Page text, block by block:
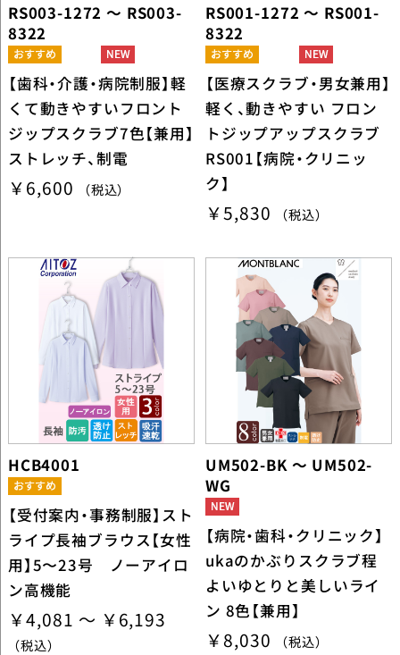
RS003-1272 ～ RS003-
8322
【歯科・介護・病院制服】軽
くて動きやすいフロント
ジップスクラブ7色【兼用】
ストレッチ、制電
￥6,600 （税込）
RS001-1272 ～ RS001-
8322
【医療スクラブ・男女兼用】
軽く、動きやすい フロン
トジップアップスクラブ
RS001【病院・クリニッ
ク】
￥5,830 （税込）
HCB4001
【受付案内・事務制服】スト
ライプ長袖ブラウス【女性
用】5〜23号 ノーアイロ
ン高機能
￥4,081 ～ ￥6,193
（税込）
UM502-BK ～ UM502-
WG
【病院・歯科・クリニック】
ukaのかぶりスクラブ程
よいゆとりと美しいライ
ン 8色【兼用】
￥8,030 （税込）